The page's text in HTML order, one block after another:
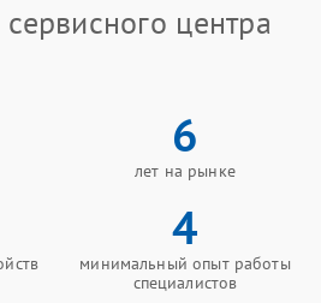
центра
6
лет на рынке
4
минимальный опыт работы
специалистов